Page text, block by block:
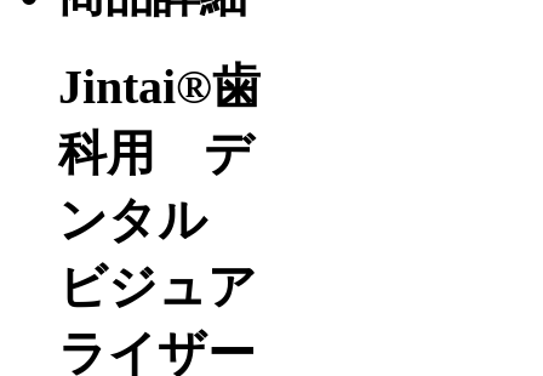
Jintai®歯
科用 デ
ンタル
ビジュア
ライザー